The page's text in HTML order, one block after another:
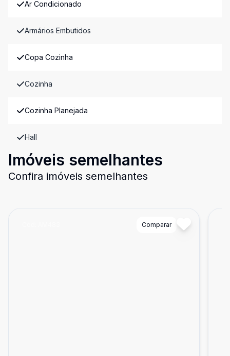
Ar Condicionado
Armários Embutidos
Copa Cozinha
Cozinha
Cozinha Planejada
Hall
Imóveis semelhantes
Confira imóveis semelhantes
Comparar